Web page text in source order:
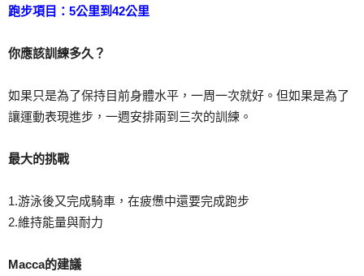
跑步項目：5公里到42公里
你應該訓練多久？
如果只是為了保持目前身體水平，一周一次就好。但如果是為了
讓運動表現進步，一週安排兩到三次的訓練。
最大的挑戰
1.游泳後又完成騎車，在疲憊中還要完成跑步
2.維持能量與耐力
Macca的建議